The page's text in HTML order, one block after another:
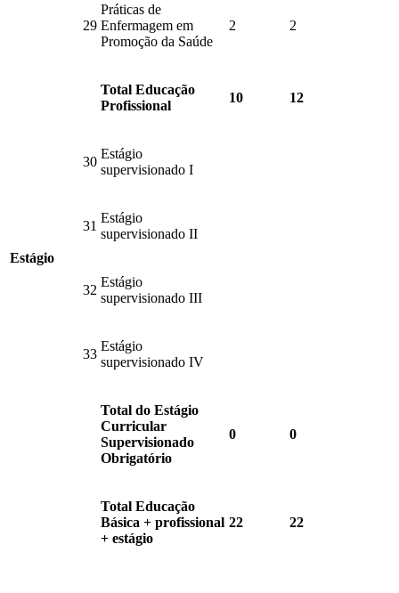
29
Práticas de
Enfermagem em
Promoção da Saúde
2 2
Total Educação
Profissional
10 12
Estágio
30
Estágio
supervisionado I
31
Estágio
supervisionado II
32
Estágio
supervisionado III
33
Estágio
supervisionado IV
Total do Estágio
Curricular
Supervisionado
Obrigatório
0 0
Total Educação
Básica + profissional
+ estágio
22 22